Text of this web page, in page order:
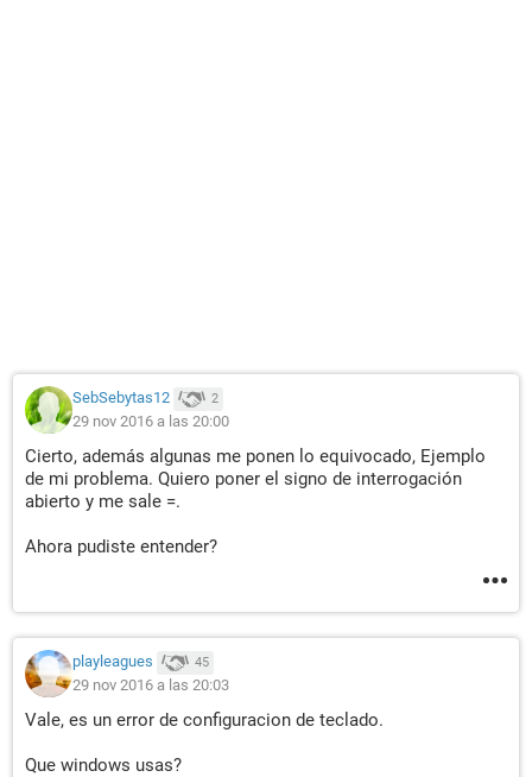
SebSebytas12 2
29 nov 2016 a las 20:00
Cierto, además algunas me ponen lo equivocado, Ejemplo
de mi problema. Quiero poner el signo de interrogación
abierto y me sale =.
Ahora pudiste entender?
playleagues 45
29 nov 2016 a las 20:03
Vale, es un error de configuracion de teclado.
Que windows usas?